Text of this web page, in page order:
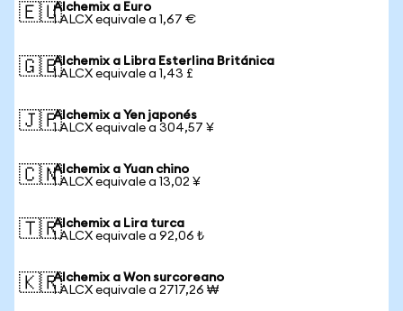
🇪🇺Alchemix a Euro
1 ALCX equivale a 1,67 €
🇬🇧Alchemix a Libra Esterlina Británica
1 ALCX equivale a 1,43 £
🇯🇵Alchemix a Yen japonés
1 ALCX equivale a 304,57 ¥
🇨🇳Alchemix a Yuan chino
1 ALCX equivale a 13,02 ¥
🇹🇷Alchemix a Lira turca
1 ALCX equivale a 92,06 ₺
🇰🇷Alchemix a Won surcoreano
1 ALCX equivale a 2717,26 ₩